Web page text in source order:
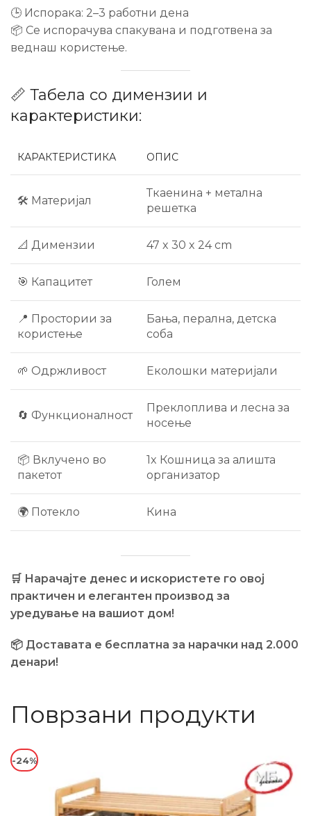
🕒 Испорака: 2–3 работни дена
📦 Се испорачува спакувана и подготвена за
веднаш користење.
📏 Табела со димензии и
карактеристики:
КАРАКТЕРИСТИКА ОПИС
🛠 Материјал
Ткаенина + метална
решетка
📐 Димензии 47 x 30 x 24 cm
🎯 Капацитет Голем
📍 Простории за
користење
Бања, перална, детска
соба
🌱 Одржливост Еколошки материјали
🔄 Функционалност
Преклоплива и лесна за
носење
📦 Вклучено во
пакетот
1x Кошница за алишта
организатор
🌍 Потекло Кина
🛒 Нарачајте денес и искористете го овој
практичен и елегантен производ за
уредување на вашиот дом!
📦 Доставата е бесплатна за нарачки над 2.000
денари!
Поврзани продукти
-24%